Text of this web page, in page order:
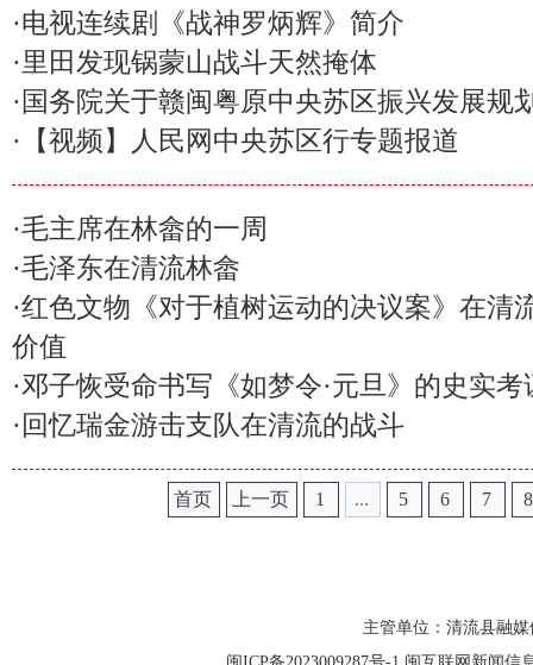
·电视连续剧《战神罗炳辉》简介
·里田发现锅蒙山战斗天然掩体
·国务院关于赣闽粤原中央苏区振兴发展规
· 【视频】人民网中央苏区行专题报道
·毛主席在林畲的一周
·毛泽东在清流林畲
·红色文物《对于植树运动的决议案》在清
价值
·邓子恢受命书写《如梦令·元旦》的史实考
·回忆瑞金游击支队在清流的战斗
首页 上一页 1 ... 5 6 7 8
主管单位：清流县融